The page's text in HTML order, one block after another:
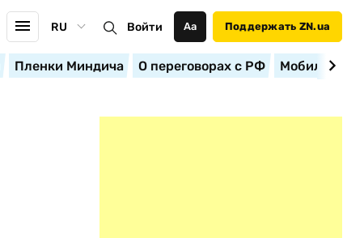
RU Войти Аа Поддержать ZN.ua
Пленки Миндича О переговорах с РФ